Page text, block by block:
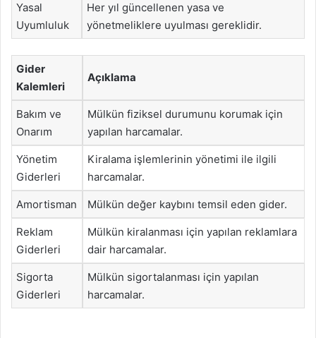
Yasal
Uyumluluk
Her yıl güncellenen yasa ve
yönetmeliklere uyulması gereklidir.
Gider
Kalemleri
Açıklama
Bakım ve
Onarım
Mülkün fiziksel durumunu korumak için
yapılan harcamalar.
Yönetim
Giderleri
Kiralama işlemlerinin yönetimi ile ilgili
harcamalar.
Amortisman Mülkün değer kaybını temsil eden gider.
Reklam
Giderleri
Mülkün kiralanması için yapılan reklamlara
dair harcamalar.
Sigorta
Giderleri
Mülkün sigortalanması için yapılan
harcamalar.